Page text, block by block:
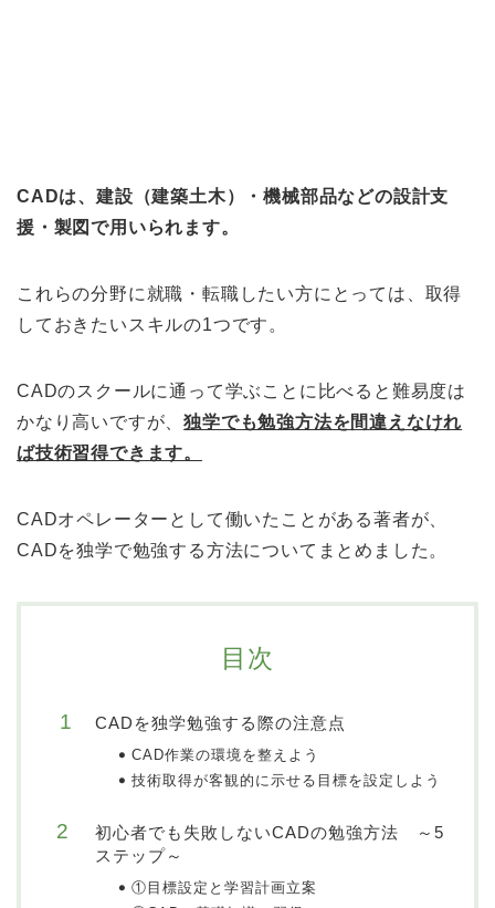
CADは、建設（建築土木）・機械部品などの設計支
援・製図で用いられます。
これらの分野に就職・転職したい方にとっては、取得
しておきたいスキルの1つです。
CADのスクールに通って学ぶことに比べると難易度は
かなり高いですが、独学でも勉強方法を間違えなけれ
ば技術習得できます。
CADオペレーターとして働いたことがある著者が、
CADを独学で勉強する方法についてまとめました。
目次
CADを独学勉強する際の注意点
CAD作業の環境を整えよう
技術取得が客観的に示せる目標を設定しよう
初心者でも失敗しないCADの勉強方法 ～5
ステップ～
①目標設定と学習計画立案